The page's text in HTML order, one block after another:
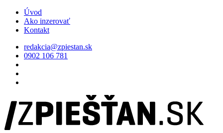
Úvod
Ako inzerovať
Kontakt
redakcia@zpiestan.sk
0902 106 781